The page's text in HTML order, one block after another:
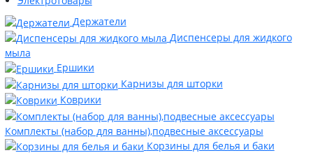
Держатели
Диспенсеры для жидкого
мыла
Ершики
Карнизы для шторки
Коврики
Комплекты (набор для ванны),подвесные аксессуары
Корзины для белья и баки